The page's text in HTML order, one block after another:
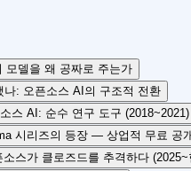
모델을 왜 공짜로 주는가
나: 오픈소스 AI의 구조적 전환
스 AI: 순수 연구 도구 (2018~2021)
시리즈의 등장 — 상업적 무료 공
스가 클로즈드를 추격하다 (2025~